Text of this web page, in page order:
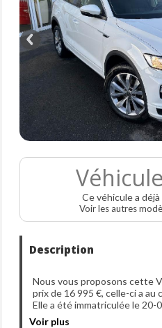
Ce véhicule a
Voir les autres
Description
Nous vous proposons cette
prix de 16 995 €, celle-ci a au
Elle a été immatriculée le
puissance de 110ch din.
Voir plus